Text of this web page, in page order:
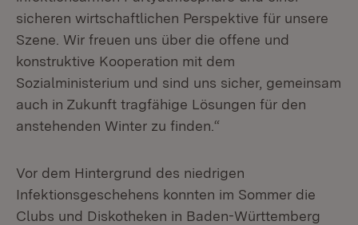
sicheren wirtschaftlichen Perspektive für unsere
Szene. Wir freuen uns über die offene und
konstruktive Kooperation mit dem
Sozialministerium und sind uns sicher, gemeinsam
auch in Zukunft tragfähige Lösungen für den
anstehenden Winter zu finden.“
Vor dem Hintergrund des niedrigen
Infektionsgeschehens konnten im Sommer die
Clubs und Diskotheken in Baden-Württemberg